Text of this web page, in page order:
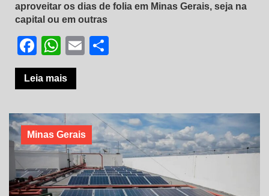
aproveitar os dias de folia em Minas Gerais, seja na
capital ou em outras
Facebook
WhatsApp
Email
Leia mais
Minas Gerais